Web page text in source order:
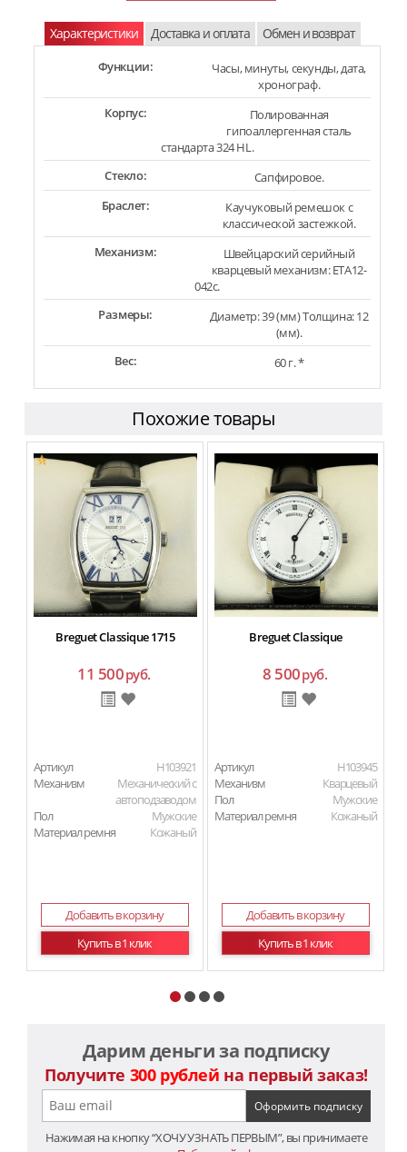
Характеристики Доставка и оплата Обмен и возврат
Функции:
Часы, минуты, секунды, дата,
хронограф.
Корпус:
Полированная
гипоаллергенная сталь
стандарта 324 HL.
Стекло:
Сапфировое.
Браслет:
Каучуковый ремешок с
классической застежкой.
Механизм:
Швейцарский серийный
кварцевый механизм: ETA12-
042c.
Размеры:
Диаметр: 39 (мм) Толщина: 12
(мм).
Вес:
60 г. *
Похожие товары
Breguet Classique 1715
11 500руб.
Артикул
H103921
Механизм
Механический с
автоподзаводом
Пол
Мужские
Материал ремня
Кожаный
Добавить в корзину
Купить в 1 клик
Breguet Classique
8 500руб.
Артикул
H103945
Механизм
Кварцевый
Пол
Мужские
Материал ремня
Кожаный
Добавить в корзину
Купить в 1 клик
Дарим деньги за подписку
Получите 300 рублей на первый заказ!
Нажимая на кнопку “ХОЧУ УЗНАТЬ ПЕРВЫМ”, вы принимаете